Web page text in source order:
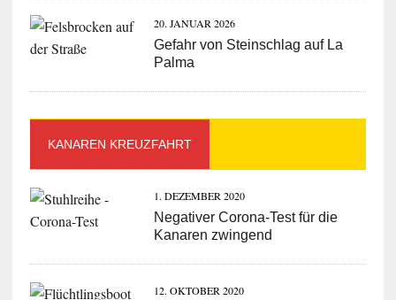
20. JANUAR 2026
Gefahr von Steinschlag auf La
Palma
KANAREN KREUZFAHRT
1. DEZEMBER 2020
Negativer Corona-Test für die
Kanaren zwingend
12. OKTOBER 2020